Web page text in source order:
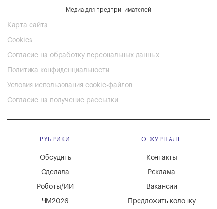
Медиа для предпринимателей
Карта сайта
Cookies
Согласие на обработку персональных данных
Политика конфиденциальности
Условия использования cookie-файлов
Согласие на получение рассылки
РУБРИКИ
Обсудить
Сделала
Роботы/ИИ
ЧМ2026
О ЖУРНАЛЕ
Вакансии
Реклама
Контакты
Предложить колонку